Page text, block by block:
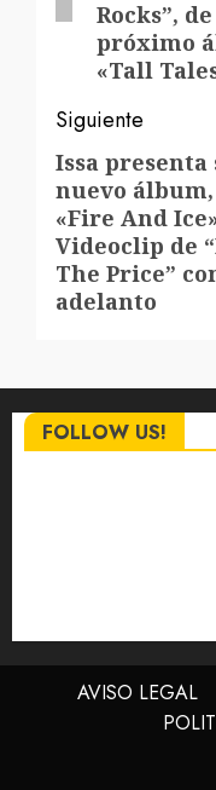
Rocks”,
próximo
«Tall
Siguiente
Siguiente
entrada:
Issa presenta
nuevo álbum,
«Fire And
Videoclip de
The Price”
adelanto
FOLLOW US!
AVISO LEGAL